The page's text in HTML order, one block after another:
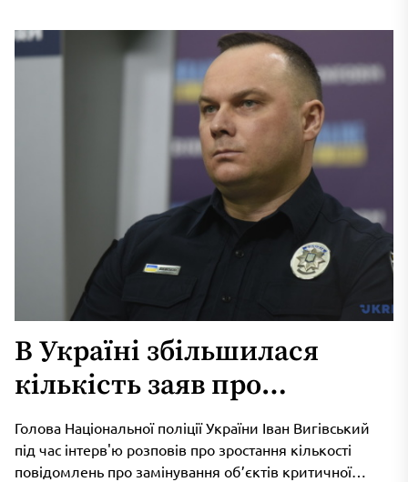
В Україні збільшилася
кількість заяв про
замінування об’єктів
критичної інфраструктури
Голова Національної поліції України Іван Вигівський
під час інтерв'ю розповів про зростання кількості
повідомлень про замінування об’єктів критичної